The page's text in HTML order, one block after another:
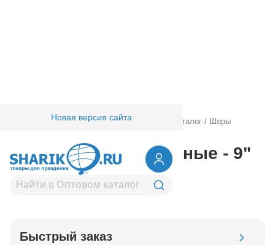
Новая версия сайта
Товары для праздника/ Оптовый каталог /
Шары
Шары фольгированные - 9"
an
Быстрый заказ